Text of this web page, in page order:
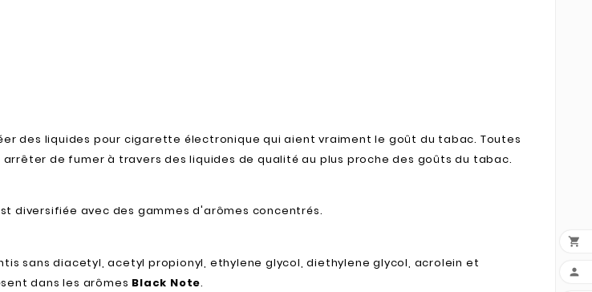
des liquides pour cigarette électronique qui aient vraiment le goût du tabac. Toutes
de fumer à travers des liquides de qualité au plus proche des goûts du tabac.
diversifiée avec des gammes d'arômes concentrés.
sans diacetyl, acetyl propionyl, ethylene glycol, diethylene glycol, acrolein et
dans les arômes Black Note.

